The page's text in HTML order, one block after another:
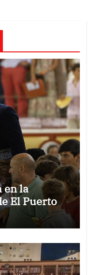
en la
El Puerto